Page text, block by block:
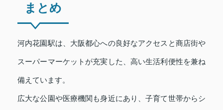
まとめ
河内花園駅は、大阪都心への良好なアクセスと商店街や
スーパーマーケットが充実した、高い生活利便性を兼ね
備えています。
広大な公園や医療機関も身近にあり、子育て世帯からシ